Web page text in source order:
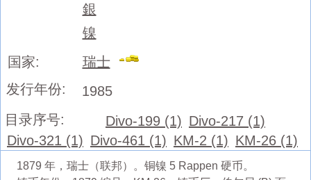
銀
镍
国家:
瑞士
发行年份:
1985
目录序号:
Divo-199 (1) Divo-217 (1)
Divo-321 (1) Divo-461 (1) KM-2 (1) KM-26 (1)
1879 年，瑞士（联邦）。铜镍 5 Rappen 硬币。